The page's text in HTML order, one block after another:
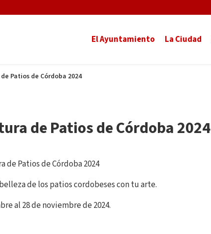
El Ayuntamiento La Ciudad
Patios de Córdoba 2024
de Patios de Córdoba 2024
de Patios de Córdoba 2024
de los patios cordobeses con tu arte.
al 28 de noviembre de 2024.